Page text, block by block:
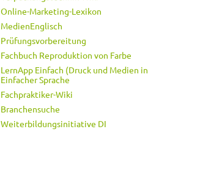
Online-Marketing-Lexikon
MedienEnglisch
Prüfungsvorbereitung
Fachbuch Reproduktion von Farbe
LernApp Einfach (Druck und Medien in
Einfacher Sprache
Fachpraktiker-Wiki
Branchensuche
Weiterbildungsinitiative DI